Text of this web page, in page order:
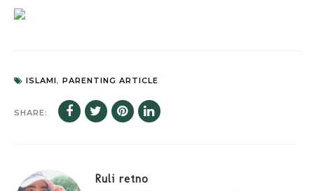
ISLAMI, PARENTING ARTICLE
SHARE:
Ruli retno